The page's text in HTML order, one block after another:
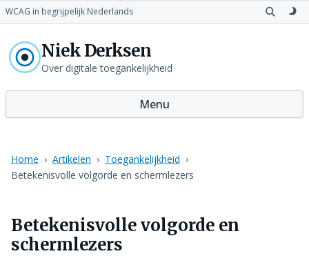
WCAG in begrijpelijk Nederlands
Open
Niek Derksen
Over digitale toegankelijkheid
Menu
Home Artikelen
Toegankelijkheid
Betekenisvolle volgorde en schermlezers
Betekenisvolle volgorde en
schermlezers